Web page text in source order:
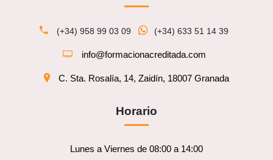
(+34) 958 99 03 09 (+34) 633 51 14 39
info@formacionacreditada.com
C. Sta. Rosalía, 14, Zaidín, 18007 Granada
Horario
Lunes a Viernes de 08:00 a 14:00